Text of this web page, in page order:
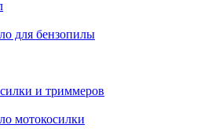
для бензопилы
и триммеров
мотокосилки